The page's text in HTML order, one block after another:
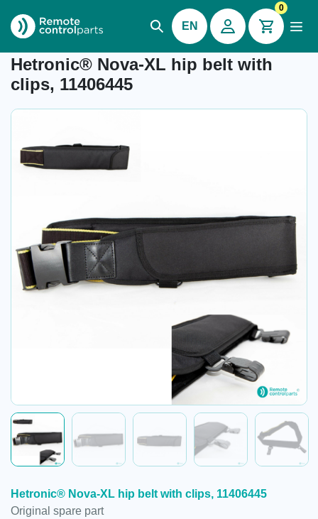
EN
0
Item number: 04.317.1
Hetronic® Nova-XL hip belt with
clips, 11406445
Hetronic® Nova-XL hip belt with clips, 11406445
Original spare part